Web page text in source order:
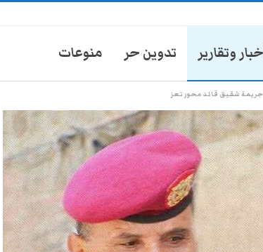
وتقارير تدوين حر منوعات
شقيق قائد محور تعز
انتشار أمني في تعز يثير مخاوف
الأهالي من حملات تضييق جديدة
28-يوليو- 2026